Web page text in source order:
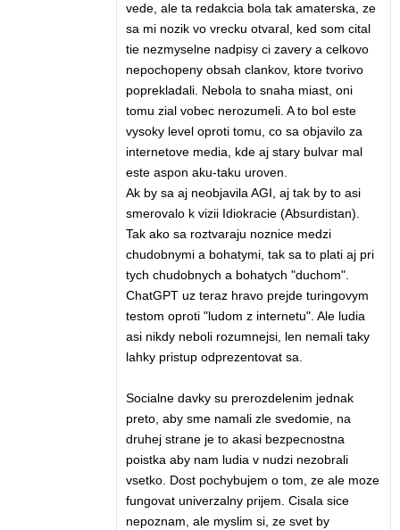
vede, ale ta redakcia bola tak amaterska, ze
sa mi nozik vo vrecku otvaral, ked som cital
tie nezmyselne nadpisy ci zavery a celkovo
nepochopeny obsah clankov, ktore tvorivo
poprekladali. Nebola to snaha miast, oni
tomu zial vobec nerozumeli. A to bol este
vysoky level oproti tomu, co sa objavilo za
internetove media, kde aj stary bulvar mal
este aspon aku-taku uroven.
Ak by sa aj neobjavila AGI, aj tak by to asi
smerovalo k vizii Idiokracie (Absurdistan).
Tak ako sa roztvaraju noznice medzi
chudobnymi a bohatymi, tak sa to plati aj pri
tych chudobnych a bohatych "duchom".
ChatGPT uz teraz hravo prejde turingovym
testom oproti "ludom z internetu". Ale ludia
asi nikdy neboli rozumnejsi, len nemali taky
lahky pristup odprezentovat sa.
Socialne davky su prerozdelenim jednak
preto, aby sme namali zle svedomie, na
druhej strane je to akasi bezpecnostna
poistka aby nam ludia v nudzi nezobrali
vsetko. Dost pochybujem o tom, ze ale moze
fungovat univerzalny prijem. Cisala sice
nepoznam, ale myslim si, ze svet by